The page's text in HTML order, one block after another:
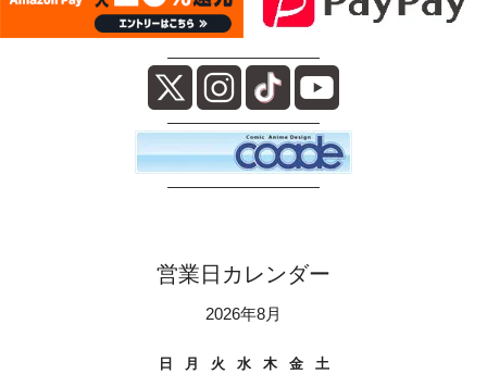
――――――――――
――――――――――
――――――――――
営業日カレンダー
2026年8月
日 月 火 水 木 金
土